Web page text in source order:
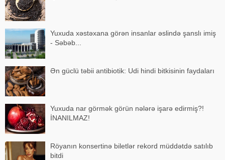
Yuxuda xəstəxana görən insanlar əslində şanslı imiş
- Səbəb...
Ən güclü təbii antibiotik: Udi hindi bitkisinin faydaları
Yuxuda nar görmək görün nələrə işarə edirmiş?!
İNANILMAZ!
Röyanın konsertinə biletlər rekord müddətdə satılıb
bitdi